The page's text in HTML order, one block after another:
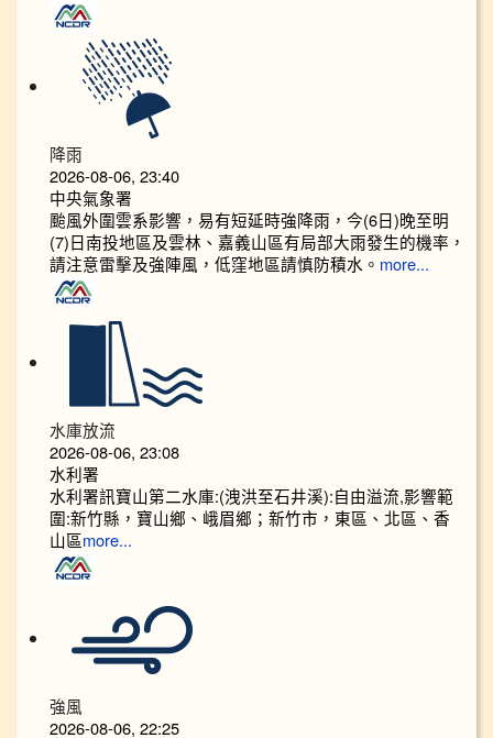
降雨
2026-08-06, 23:40
中央氣象署
颱風外圍雲系影響，易有短延時強降雨，今(6日)晚至明
(7)日南投地區及雲林、嘉義山區有局部大雨發生的機率，
請注意雷擊及強陣風，低窪地區請慎防積水。 more...
水庫放流
2026-08-06, 23:08
水利署
水利署訊寶山第二水庫:(洩洪至石井溪):自由溢流,影響範
圍:新竹縣，寶山鄉、峨眉鄉；新竹市，東區、北區、香
山區more...
強風
2026-08-06, 22:25